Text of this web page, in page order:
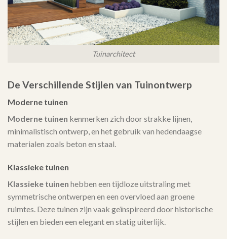
Tuinarchitect
De Verschillende Stijlen van Tuinontwerp
Moderne tuinen
Moderne tuinen kenmerken zich door strakke lijnen,
minimalistisch ontwerp, en het gebruik van hedendaagse
materialen zoals beton en staal.
Klassieke tuinen
Klassieke tuinen hebben een tijdloze uitstraling met
symmetrische ontwerpen en een overvloed aan groene
ruimtes. Deze tuinen zijn vaak geïnspireerd door historische
stijlen en bieden een elegant en statig uiterlijk.